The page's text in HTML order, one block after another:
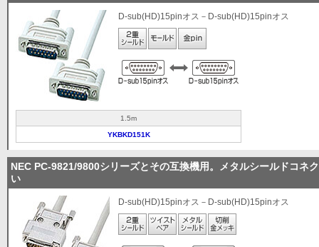
D-sub(HD)15pinオス－D-sub(HD)15pinオス
1.5m
YKBKD151K
NEC PC-9821/9800シリーズとその互換機用。メタルシールドコネ
い
D-sub(HD)15pinオス－D-sub(HD)15pinオス